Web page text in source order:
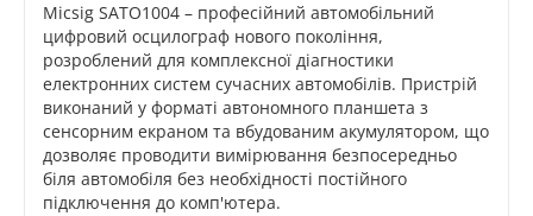
Micsig SATO1004 – професійний автомобільний
цифровий осцилограф нового покоління,
розроблений для комплексної діагностики
електронних систем сучасних автомобілів. Пристрій
виконаний у форматі автономного планшета з
сенсорним екраном та вбудованим акумулятором, що
дозволяє проводити вимірювання безпосередньо
біля автомобіля без необхідності постійного
підключення до комп'ютера.